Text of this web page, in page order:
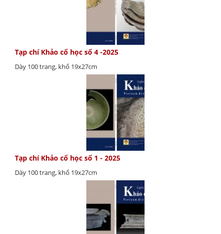
Tạp chí Khảo cổ học số 4 -2025
Dày 100 trang, khổ 19x27cm
Tạp chí Khảo cổ học số 1 - 2025
Dày 100 trang, khổ 19x27cm